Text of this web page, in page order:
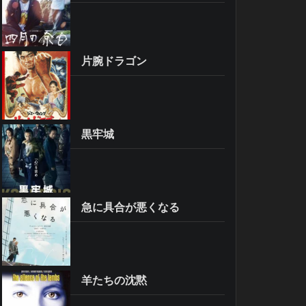
片腕ドラゴン
黒牢城
急に具合が悪くなる
羊たちの沈黙